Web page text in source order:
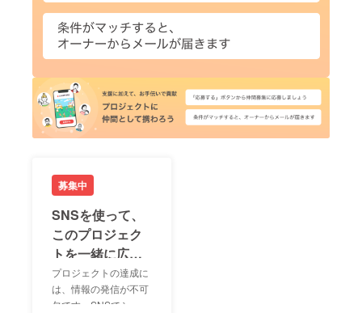
募集中
SNSを使って、
このプロジェク
トを一緒に広め
ましょう！
プロジェクトの達成に
は、情報の発信が不可
欠です。SNSでシェア